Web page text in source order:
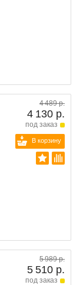
4 489 р.
4 130 р.
под заказ
В корзину
5 989 р.
5 510 р.
под заказ